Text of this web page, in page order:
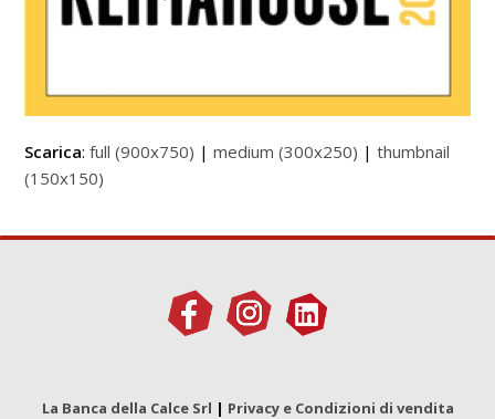
Scarica:full (900x750) |medium (300x250) |thumbnail
(150x150)
La Banca della Calce Srl | Privacy e Condizioni di vendita